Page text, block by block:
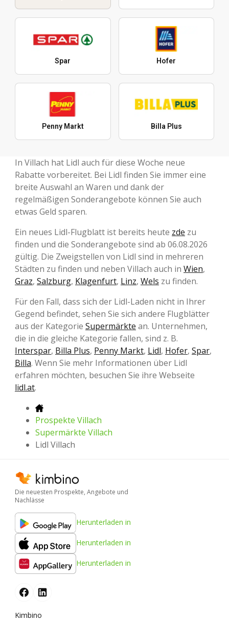
Spar Hofer
Penny Markt Billa Plus
In Villach hat Lidl auch für diese Woche neue
Rabatte vorbereitet. Bei Lidl finden Sie immer eine
breite Auswahl an Waren und dank der
regelmäßigen Sonderangebote können Sie auch
etwas Geld sparen.
Ein neues Lidl-Flugblatt ist bereits heute zde zu
finden und die Sonderangebote sind ab 06.08.2026
gültig. Die Zweigstellen von Lidl sind in mehreren
Städten zu finden und neben Villach auch in Wien,
Graz, Salzburg, Klagenfurt, Linz, Wels zu finden.
Für den Fall, dass sich der Lidl-Laden nicht in Ihrer
Gegend befindet, sehen Sie sich andere Flugblätter
aus der Kategorie Supermärkte an. Unternehmen,
die in die gleiche Kategorie fallen, sind z. B.
Interspar, Billa Plus, Penny Markt, Lidl, Hofer, Spar,
Billa. Wenn Sie mehr Informationen über Lidl
erfahren möchten, besuchen Sie ihre Webseite
lidl.at.
Prospekte Villach
Supermärkte Villach
Lidl Villach
Die neuesten Prospekte, Angebote und
Nachlässe
Herunterladen in
Herunterladen in
Herunterladen in
Kimbino